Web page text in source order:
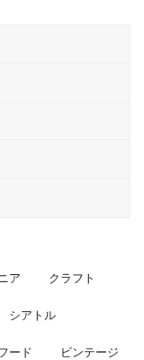
ア クラフト
シアトル
ード ビンテージ